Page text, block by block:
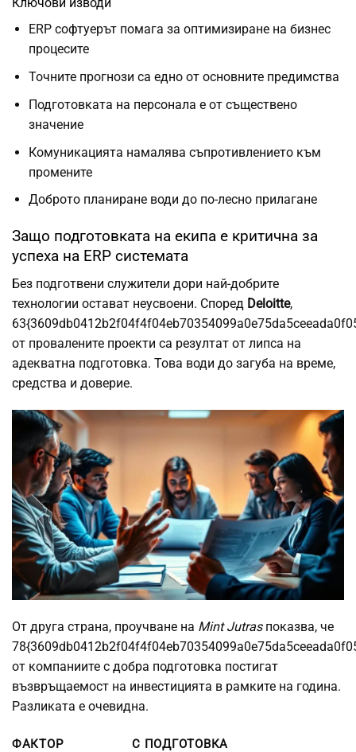
Ключови изводи
ERP софтуерът помага за оптимизиране на бизнес
процесите
Точните прогнози са едно от основните предимства
Подготовката на персонала е от съществено
значение
Комуникацията намалява съпротивлението към
промените
Доброто планиране води до по-лесно прилагане
Защо подготовката на екипа е критична за
успеха на ERP системата
Без подготвени служители дори най-добрите
технологии остават неусвоени. Според Deloitte,
от провалените проекти са резултат от липса на
адекватна подготовка. Това води до загуба на време,
средства и доверие.
От друга страна, проучване на Mint Jutrasпоказва, че
от компаниите с добра подготовка постигат
възвръщаемост на инвестицията в рамките на година.
Разликата е очевидна.
ФАКТОР
С ПОДГОТОВКА